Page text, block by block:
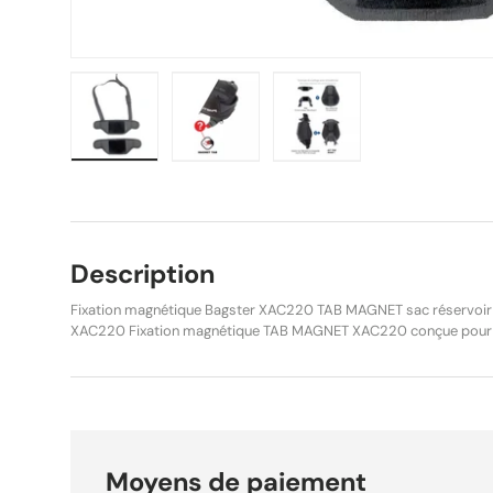
Description
Fixation magnétique Bagster XAC220 TAB MAGNET sac
XAC220 Fixation magnétique TAB MAGNET XAC220 conçue
fixation afin d’offrir une plus grande souplesse d’utilisation. Ce
sacs et sacoches de réservoir Bagster Fixation sur réservoir
Moyens de paiement